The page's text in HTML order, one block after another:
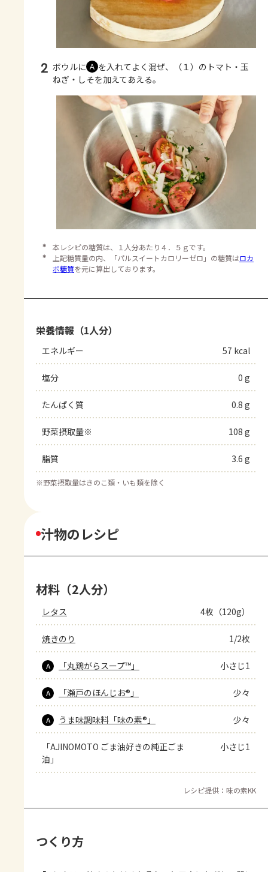
2 ボウルに Ａ を入れてよく混ぜ、（１）のトマト・玉
ねぎ・しそを加えてあえる。
＊
本レシピの糖質は、１人分あたり４．５ｇです。
＊
上記糖質量の内、「パルスイートカロリーゼロ」の糖質はロカ
ボ糖質を元に算出しております。
栄養情報（1人分）
エネルギー 57 kcal
塩分 0 g
たんぱく質 0.8 g
野菜摂取量※ 108 g
脂質 3.6 g
※野菜摂取量はきのこ類・いも類を除く
汁物のレシピ
材料（2人分）
レタス 4枚（120g）
焼きのり 1/2枚
A 「丸鶏がらスープ™」 小さじ1
A 「瀬戸のほんじお®」 少々
A うま味調味料「味の素®」 少々
「AJINOMOTO ごま油好きの純正ごま
油」
小さじ1
レシピ提供：味の素KK
つくり方